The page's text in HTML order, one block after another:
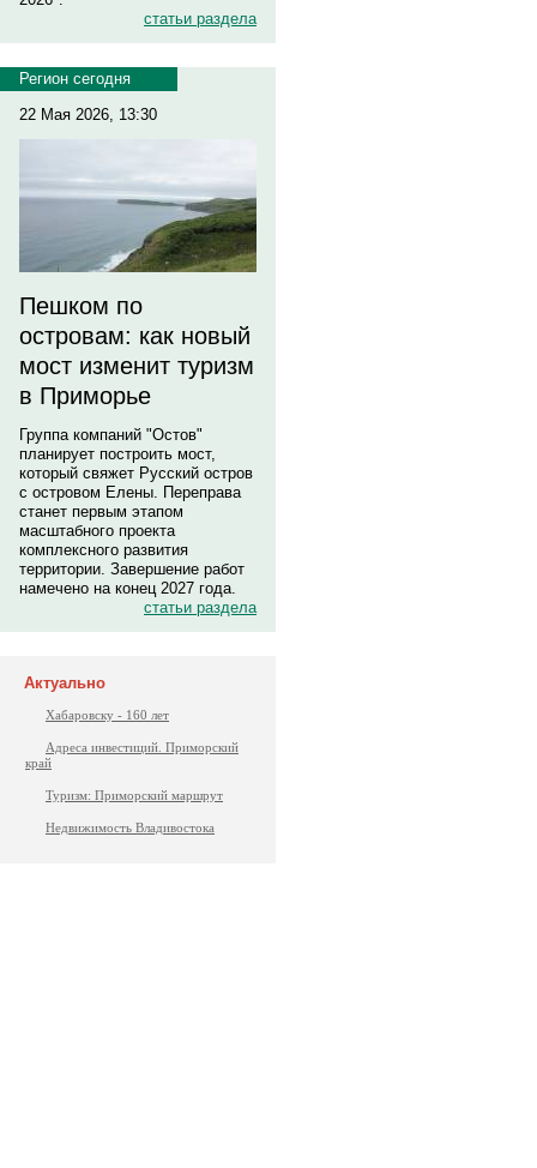
статьи раздела
Регион сегодня
22 Мая 2026, 13:30
Пешком по
островам: как новый
мост изменит туризм
в Приморье
Группа компаний "Остов"
планирует построить мост,
который свяжет Русский остров
с островом Елены. Переправа
станет первым этапом
масштабного проекта
комплексного развития
территории. Завершение работ
намечено на конец 2027 года.
статьи раздела
Актуально
Хабаровску - 160 лет
Адреса инвестиций. Приморский
край
Туризм: Приморский маршрут
Недвижимость Владивостока